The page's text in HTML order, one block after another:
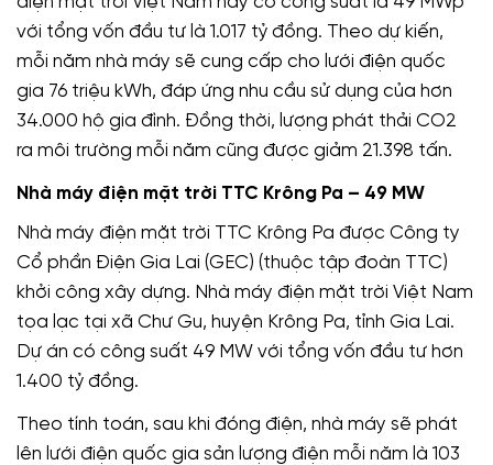
với tổng vốn đầu tư là 1.017 tỷ đồng. Theo dự kiến,
mỗi năm nhà máy sẽ cung cấp cho lưới điện quốc
gia 76 triệu kWh, đáp ứng nhu cầu sử dụng của hơn
34.000 hộ gia đình. Đồng thời, lượng phát thải CO2
ra môi trường mỗi năm cũng được giảm 21.398 tấn.
Nhà máy điện mặt trời TTC Krông Pa – 49 MW
Nhà máy điện mặt trời TTC Krông Pa được Công ty
Cổ phần Điện Gia Lai (GEC) (thuộc tập đoàn TTC)
khởi công xây dựng. Nhà máy điện mặt trời Việt Nam
tọa lạc tại xã Chư Gu, huyện Krông Pa, tỉnh Gia Lai.
Dự án có công suất 49 MW với tổng vốn đầu tư hơn
1.400 tỷ đồng.
Theo tính toán, sau khi đóng điện, nhà máy sẽ phát
lên lưới điện quốc gia sản lượng điện mỗi năm là 103